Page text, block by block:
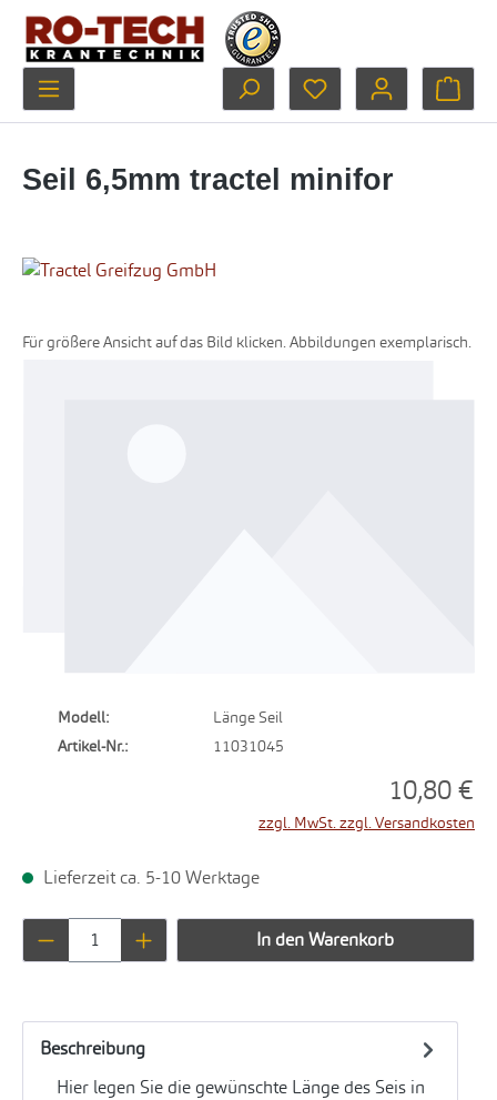
Zum Hauptinhalt springen
Du hast 0 Produkte
Seil 6,5mm tractel minifor
Für größere Ansicht auf das Bild klicken. Abbildungen exemplarisch.
Modell:
Länge Seil
Artikel-Nr.:
11031045
10,80 €
zzgl. MwSt. zzgl. Versandkosten
Lieferzeit ca. 5-10 Werktage
Produkt Anzahl: Gib den gewünschten
In den Warenkorb
Beschreibung
Hier legen Sie die gewünschte Länge des Seis in